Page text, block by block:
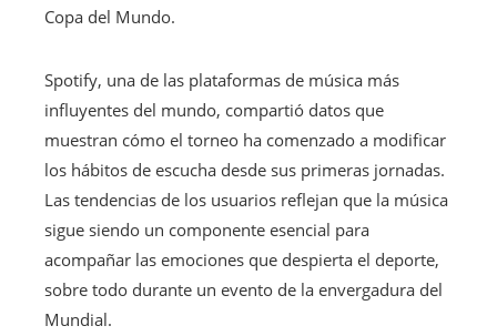
Copa del Mundo.
Spotify, una de las plataformas de música más
influyentes del mundo, compartió datos que
muestran cómo el torneo ha comenzado a modificar
los hábitos de escucha desde sus primeras jornadas.
Las tendencias de los usuarios reflejan que la música
sigue siendo un componente esencial para
acompañar las emociones que despierta el deporte,
sobre todo durante un evento de la envergadura del
Mundial.